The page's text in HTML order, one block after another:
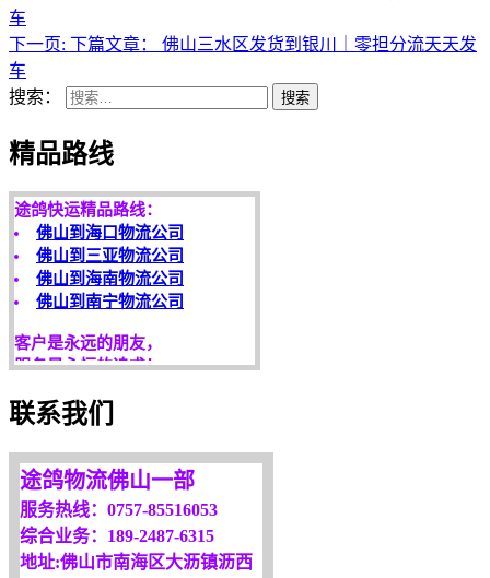
车
下一页: 下篇文章：
佛山三水区发货到银川｜零担分流天天发
车
搜索：
搜索
精品路线
天开地辟宏基，
东成西就泰运！
佛山到海口物流公司
佛山到三亚物流公司
佛山到海南物流公司
佛山到南宁物流公司
客户是永远的朋友，
服务是永恒的追求！
欢迎您光临！
更多服务请来电咨询，
联系我们
途鸽物流佛山一部
服务热线：0757-85516053
综合业务：189-2487-6315
地址:佛山市南海区大沥镇沥西